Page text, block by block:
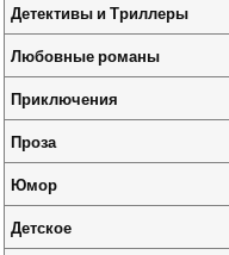
Детективы и Триллеры
Любовные романы
Приключения
Проза
Юмор
Детское